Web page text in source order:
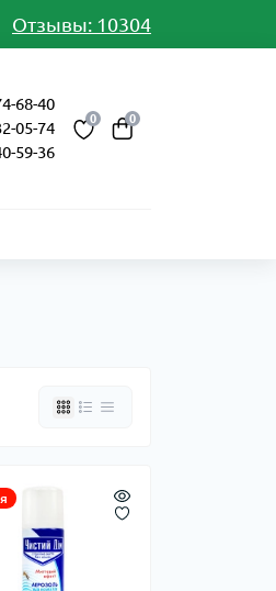
Отзывы: 10304
68-40
05-74
59-36
0 0